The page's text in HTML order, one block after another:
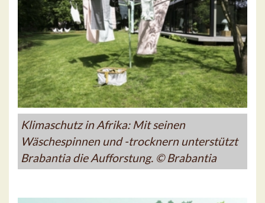
Klimaschutz in Afrika: Mit seinen
Wäschespinnen und -trocknern unterstützt
Brabantia die Aufforstung. © Brabantia